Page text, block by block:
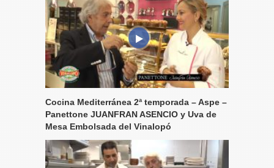
Cocina Mediterránea 2ª temporada – Aspe –
Panettone JUANFRAN ASENCIO y Uva de
Mesa Embolsada del Vinalopó